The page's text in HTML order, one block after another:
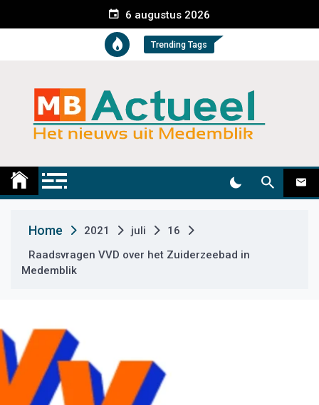
e
t
6 augustus 2026
Trending Tags
Medemblik Actueel
Home 2021 juli
16
Raadsvragen VVD over het Zuiderzeebad in
Medemblik